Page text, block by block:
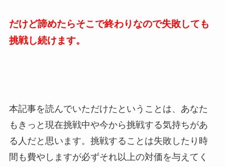
だけど諦めたらそこで終わりなので失敗しても
挑戦し続けます。
本記事を読んでいただけたということは、あなた
もきっと現在挑戦中や今から挑戦する気持ちがあ
る人だと思います。挑戦することは失敗したり時
間も費やしますが必ずそれ以上の対価を与えてく